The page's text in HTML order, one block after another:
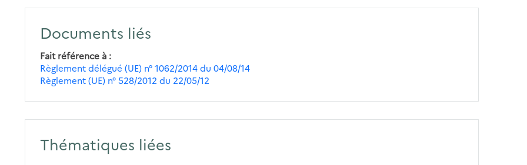
Documents liés
Fait référence à
Règlement délégué (UE) n° 1062/2014 du 04/08/14
Règlement (UE) n° 528/2012 du 22/05/12
Thématiques liées